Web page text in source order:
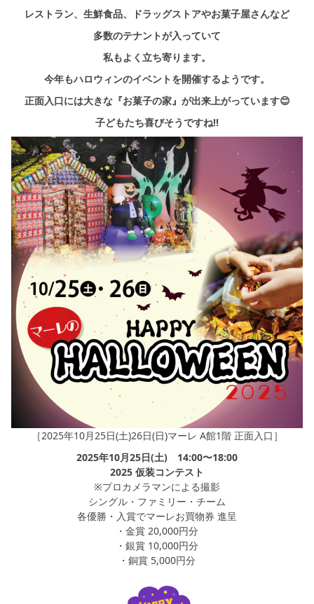
レストラン、生鮮食品、
ドラッグストアやお菓子屋さんなど
多数のテナントが入っていて
私もよく立ち寄ります。
今年もハロウィンのイベントを開催するようです。
正面入口には大きな『お菓子の家』が出来上がっています😊
子どもたち喜びそうですね!!
［2025年10月25日(土)26日(日)マーレ A館1階 正面入口］
2025年10月25日(土) 14:00〜18:00
2025 仮装コンテスト
※プロカメラマンによる撮影
シングル・ファミリー・チーム
各優勝・入賞でマーレお買物券 進呈
・金賞 20,000円分
・銀賞 10,000円分
・銅賞 5,000円分